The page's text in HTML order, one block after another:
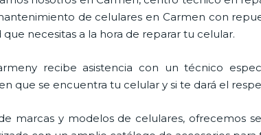
de celulares en Carmen con
necesitas a la hora de reparar tu celular.
recibe asistencia con un técnico
que se encuentra tu celular y si te dará el
marcas y modelos de celulares, ofrecemos